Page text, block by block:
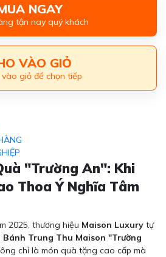
NGAY
tận nay quý khách
VÀO GIỎ
vào giỏ để chọn tiếp
"Trường An": Khi
Thoa Ý Nghĩa Tâm
2025, thương hiệu Maison Luxury tự
Bánh Trung Thu Maison "Trường
chỉ là món quà tặng cao cấp mà